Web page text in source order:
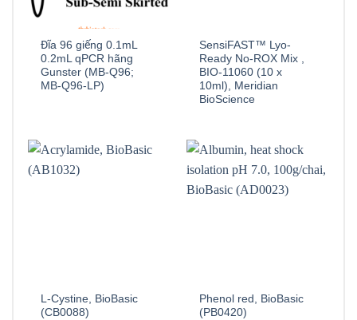
Đĩa 96 giếng 0.1mL
0.2mL qPCR hãng
Gunster (MB-Q96;
MB-Q96-LP)
SensiFAST™ Lyo-
Ready No-ROX Mix ,
BIO-11060 (10 x
10ml), Meridian
BioScience
L-Cystine, BioBasic
(CB0088)
Phenol red, BioBasic
(PB0420)